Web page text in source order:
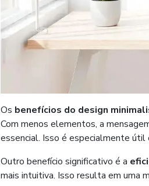
Os benefícios do design
Com menos elementos, a
essencial. Isso é especialmente
Outro benefício significativo é a
mais intuitiva. Isso resulta em uma